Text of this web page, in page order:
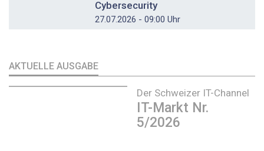
Cybersecurity
27.07.2026 - 09:00 Uhr
AKTUELLE AUSGABE
Der Schweizer IT-Channel
IT-Markt Nr.
5/2026